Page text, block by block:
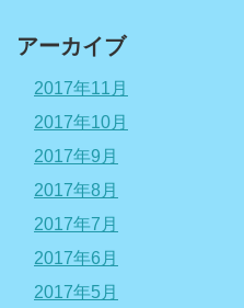
アーカイブ
2017年11月
2017年10月
2017年9月
2017年8月
2017年7月
2017年6月
2017年5月